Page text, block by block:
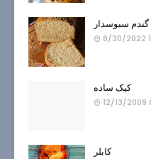
گندم سبوسدار
8/30/2022
کیک ساده
12/13/2009
کابلر